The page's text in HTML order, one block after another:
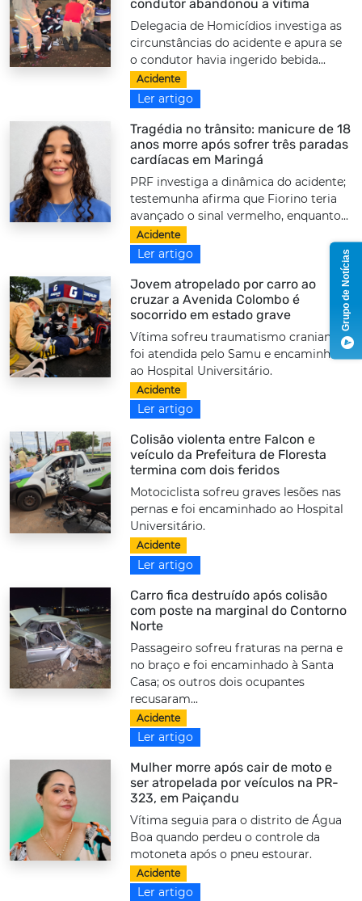
condutor abandonou a vítima
Delegacia de Homicídios investiga as
circunstâncias do acidente e apura se
o condutor havia ingerido bebida...
Acidente
Ler artigo
Tragédia no trânsito: manicure de 18
anos morre após sofrer três paradas
cardíacas em Maringá
PRF investiga a dinâmica do acidente;
testemunha afirma que Fiorino teria
avançado o sinal vermelho, enquanto...
Acidente
Ler artigo
Jovem atropelado por carro ao
cruzar a Avenida Colombo é
socorrido em estado grave
Vítima sofreu traumatismo craniano,
foi atendida pelo Samu e encaminhada
ao Hospital Universitário.
Acidente
Ler artigo
Colisão violenta entre Falcon e
veículo da Prefeitura de Floresta
termina com dois feridos
Motociclista sofreu graves lesões nas
pernas e foi encaminhado ao Hospital
Universitário.
Acidente
Ler artigo
Carro fica destruído após colisão
com poste na marginal do Contorno
Norte
Passageiro sofreu fraturas na perna e
no braço e foi encaminhado à Santa
Casa; os outros dois ocupantes
recusaram...
Acidente
Ler artigo
Mulher morre após cair de moto e
ser atropelada por veículos na PR-
323, em Paiçandu
Vítima seguia para o distrito de Água
Boa quando perdeu o controle da
motoneta após o pneu estourar.
Acidente
Ler artigo
Grupo de Notícias